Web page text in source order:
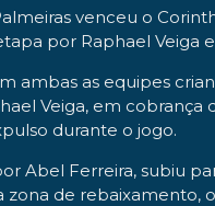
venceu o
por Raphael Veiga e
ambas as equipes
Veiga, em
durante o jogo.
Abel Ferreira, subiu
zona de rebaixamento,